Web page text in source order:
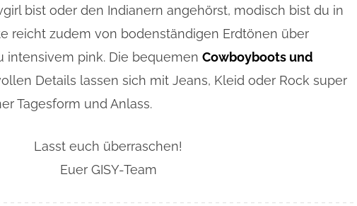
bist oder den Indianern angehörst, modisch bist du in
reicht zudem von bodenständigen Erdtönen über
intensivem pink. Die bequemen Cowboyboots und
Details lassen sich mit Jeans, Kleid oder Rock super
Tagesform und Anlass.
Lasst euch überraschen!
Euer GISY-Team